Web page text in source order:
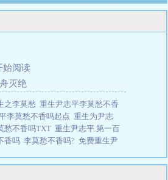
始阅读
灭绝
之李莫愁 重生尹志平李莫愁不香
李莫愁不香吗起点 重生为尹志
愁不香吗TXT 重生尹志平 第一百
香吗 李莫愁不香吗? 免费重生尹
愁不香吗?泡泡追泡泡神雕重生